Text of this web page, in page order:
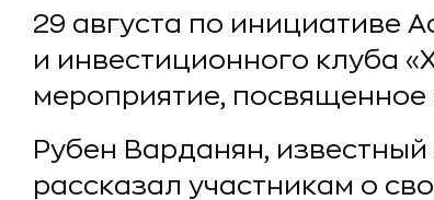
29 августа по инициативе
и инвестиционного клуба
мероприятие,
Рубен Варданян,
рассказал участникам о